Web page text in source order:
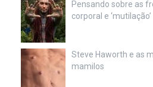
Pensando sobre as
corporal e ‘mutilação’
Steve Haworth e as
mamilos